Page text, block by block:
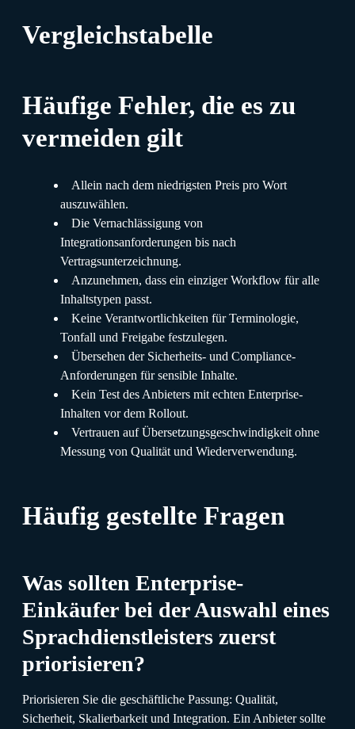
Vergleichstabelle
Häufige Fehler, die es zu
vermeiden gilt
Allein nach dem niedrigsten Preis pro Wort
auszuwählen.
Die Vernachlässigung von
Integrationsanforderungen bis nach
Vertragsunterzeichnung.
Anzunehmen, dass ein einziger Workflow für alle
Inhaltstypen passt.
Keine Verantwortlichkeiten für Terminologie,
Tonfall und Freigabe festzulegen.
Übersehen der Sicherheits- und Compliance-
Anforderungen für sensible Inhalte.
Kein Test des Anbieters mit echten Enterprise-
Inhalten vor dem Rollout.
Vertrauen auf Übersetzungsgeschwindigkeit ohne
Messung von Qualität und Wiederverwendung.
Häufig gestellte Fragen
Was sollten Enterprise-
Einkäufer bei der Auswahl eines
Sprachdienstleisters zuerst
priorisieren?
Priorisieren Sie die geschäftliche Passung: Qualität,
Sicherheit, Skalierbarkeit und Integration. Ein Anbieter sollte